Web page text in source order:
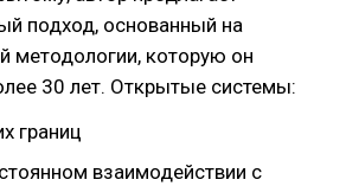
подход, основанный на
методологии, которую он
30 лет. Открытые системы:
границ
взаимодействии с